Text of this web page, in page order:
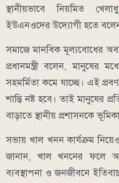
স্থানীয়ভাবে নিয়মিত
ইউএনওদের উদ্যোগী হতে
সমাজে মানবিক মূল্যবোধের
প্রধানমন্ত্রী বলেন, মানুষের
সহমর্মিতা কমে যাচ্ছে। এই
শান্তি নষ্ট হবে। তাই মানুষের
বাড়াতে স্থানীয় প্রশাসনকে
সভায় খাল খনন কার্যক্রম
জানান, খাল খননের ফলে
ব্যবস্থাপনা ও জনজীবনে